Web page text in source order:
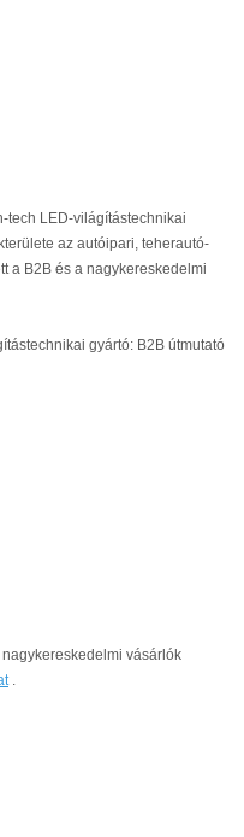
tech LED-világítástechnikai
az autóipari, teherautó-
a B2B és a nagykereskedelmi
vásárlók
.